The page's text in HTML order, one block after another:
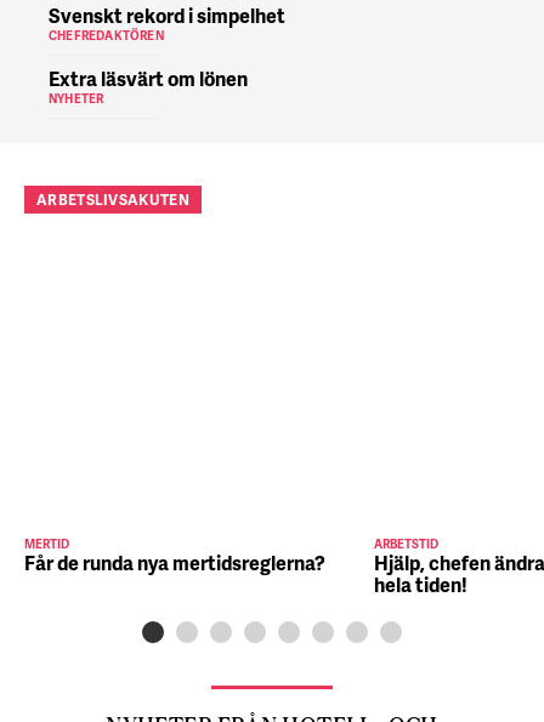
Svenskt rekord i simpelhet
CHEFREDAKTÖREN
Extra läsvärt om lönen
NYHETER
ARBETSLIVSAKUTEN
MERTID
Får de runda nya mertidsreglerna?
ARBETSTID
Hjälp, chefen
hela tiden!